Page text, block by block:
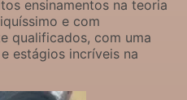
ensinamentos na teoria
e com
qualificados, com uma
estágios incríveis na